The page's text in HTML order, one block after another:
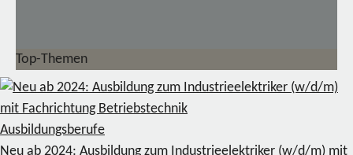
Top-Themen
Ausbildungsberufe
Neu ab 2024: Ausbildung zum Industrieelektriker (w/d/m) mit